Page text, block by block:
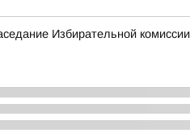
Избирательной